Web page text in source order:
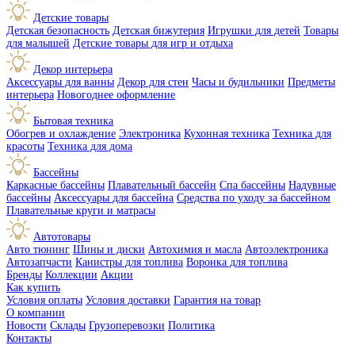
Детские товары
Детская безопасность Детская бижутерия Игрушки для детей Товары
для малышей Детские товары для игр и отдыха
Декор интерьера
Аксессуары для ванны Декор для стен Часы и будильники Предметы
интерьера Новогоднее оформление
Бытовая техника
Обогрев и охлаждение Электроника Кухонная техника Техника для
красоты Техника для дома
Бассейны
Каркасные бассейны Плавательный бассейн Спа бассейны Надувные
бассейны Аксессуары для бассейна Средства по уходу за бассейном
Плавательные круги и матрасы
Автотовары
Авто тюнинг Шины и диски Автохимия и масла Автоэлектроника
Автозапчасти Канистры для топлива Воронка для топлива
Бренды Коллекции Акции
Как купить
Условия оплаты Условия доставки Гарантия на товар
О компании
Новости Склады Грузоперевозки Политика
Контакты